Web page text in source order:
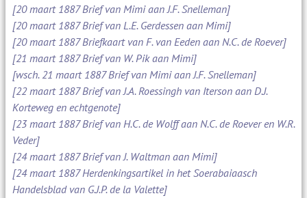
[20 maart 1887 Brief van Mimi aan J.F. Snelleman]
[20 maart 1887 Brief van L.E. Gerdessen aan Mimi]
[20 maart 1887 Briefkaart van F. van Eeden aan N.C. de Roever]
[21 maart 1887 Brief van W. Pik aan Mimi]
[wsch. 21 maart 1887 Brief van Mimi aan J.F. Snelleman]
[22 maart 1887 Brief van J.A. Roessingh van Iterson aan D.J.
Korteweg en echtgenote]
[23 maart 1887 Brief van H.C. de Wolff aan N.C. de Roever en W.R.
Veder]
[24 maart 1887 Brief van J. Waltman aan Mimi]
[24 maart 1887 Herdenkingsartikel in het Soerabaiaasch
Handelsblad van G.J.P. de la Valette]